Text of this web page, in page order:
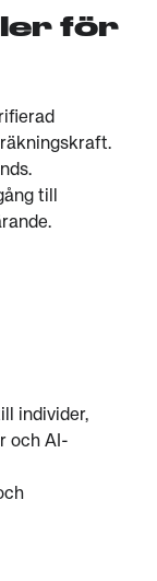
för
till
individer,
och AI-